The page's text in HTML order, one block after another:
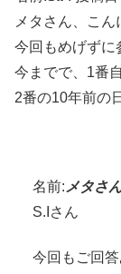
メタさん、こ
今回もめげずに
今までで、1番
2番の10年前の
名前: メタさ
S.Iさん
今回もご回